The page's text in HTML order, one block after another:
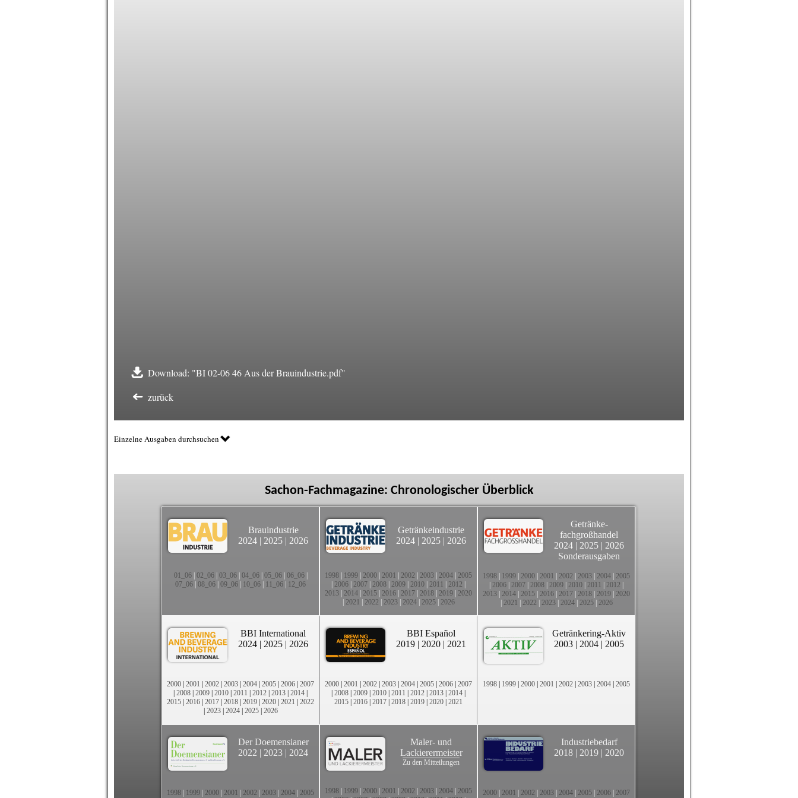
Download: "BI 02-06 46 Aus der Brauindustrie.pdf"
zurück
Einzelne Ausgaben durchsuchen
Sachon-Fachmagazine: Chronologischer Überblick
Brauindustrie
2024 | 2025 | 2026
01_06| 02_06| 03_06| 04_06| 05_06| 06_06|
07_06 08_06 09_06 10_06 11_06 12_06
Getränkeindustrie
2024 | 2025 | 2026
1998 1999 2000 2001 2002 2003 2004 2005
2006 2007 2008 2009 2010 2011 2012
2013 2014 2015 2016 2017 2018 2019 2020
2021 2022 2023| 2024| 2025| 2026
Getränke-
fachgroßhandel
2024 | 2025 | 2026
Sonderausgaben
1998 1999 2000 2001 2002 2003 2004 2005
2006 2007 2008 2009 2010 2011 2012
2013 2014 2015 2016 2017 2018 2019 2020
2021 2022 2023| 2024| 2025| 2026
BBI International
2024 | 2025 | 2026
2000 | 2001 | 2002 | 2003 | 2004 | 2005 | 2006 | 2007
| 2008 | 2009 | 2010 | 2011 | 2012 | 2013 | 2014 |
2015 | 2016 | 2017 | 2018 | 2019 | 2020 | 2021 | 2022
| 2023| 2024| 2025| 2026
BBI Español
2019 | 2020 | 2021
2000 | 2001 | 2002 | 2003 | 2004 | 2005 | 2006 | 2007
| 2008 | 2009 | 2010 | 2011 | 2012 | 2013 | 2014 |
2015 | 2016 | 2017 | 2018 | 2019 | 2020 | 2021
Getränkering-Aktiv
2003 | 2004 | 2005
1998 | 1999 | 2000 | 2001 | 2002 | 2003 | 2004 | 2005
Der Doemensianer
2022 | 2023 | 2024
1998 1999 2000 2001 2002 2003 2004 2005
Maler- und
Lackierermeister
Zu den Mitteilungen
1998 1999 2000 2001 2002 2003 2004 2005
Industriebedarf
2018 | 2019 | 2020
2000 2001 2002 2003 2004 2005 2006 2007